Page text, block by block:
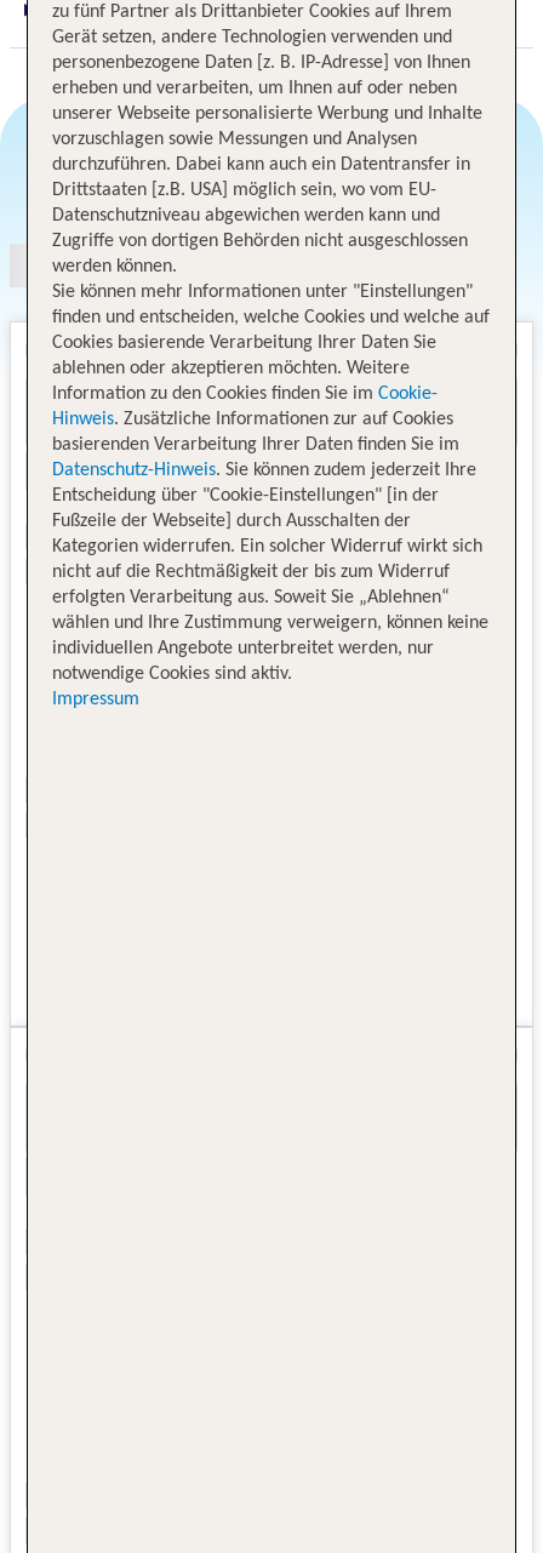
Digitaler und telefonischer 24/7 TUI Service
Angebotsauswahl
zu fünf Partner als Drittanbieter Cookies auf Ihrem
Gerät setzen, andere Technologien verwenden und
personenbezogene Daten [z. B. IP-Adresse] von Ihnen
erheben und verarbeiten, um Ihnen auf oder neben
unserer Webseite personalisierte Werbung und Inhalte
vorzuschlagen sowie Messungen und Analysen
durchzuführen. Dabei kann auch ein Datentransfer in
Drittstaaten [z.B. USA] möglich sein, wo vom EU-
Datenschutzniveau abgewichen werden kann und
Zugriffe von dortigen Behörden nicht ausgeschlossen
werden können.
Sie können mehr Informationen unter "Einstellungen"
finden und entscheiden, welche Cookies und welche auf
Cookies basierende Verarbeitung Ihrer Daten Sie
ablehnen oder akzeptieren möchten. Weitere
Information zu den Cookies finden Sie im Cookie-
Hinweis. Zusätzliche Informationen zur auf Cookies
basierenden Verarbeitung Ihrer Daten finden Sie im
Datenschutz-Hinweis. Sie können zudem jederzeit Ihre
Entscheidung über "Cookie-Einstellungen" [in der
Fußzeile der Webseite] durch Ausschalten der
Kategorien widerrufen. Ein solcher Widerruf wirkt sich
nicht auf die Rechtmäßigkeit der bis zum Widerruf
erfolgten Verarbeitung aus. Soweit Sie „Ablehnen“
wählen und Ihre Zustimmung verweigern, können keine
individuellen Angebote unterbreitet werden, nur
notwendige Cookies sind aktiv.
Impressum